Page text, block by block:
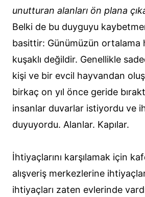
unutturan alanları ön plana
Belki de bu duyguyu
basittir: Günümüzün ortalama
kuşaklı değildir. Genellikle
kişi ve bir evcil hayvandan
birkaç on yıl önce geride
insanlar duvarlar istiyordu ve
duyuyordu. Alanlar. Kapılar.
İhtiyaçlarını karşılamak için
alışveriş merkezlerine
ihtiyaçları zaten evlerinde